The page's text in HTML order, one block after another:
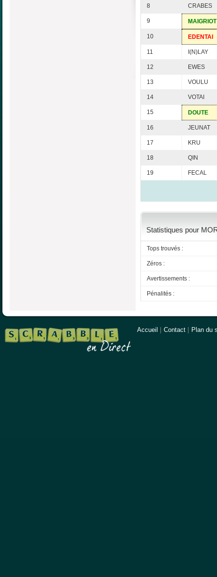
8 CRABES
9 MAIGRIOT
10 EDENTAI
11 I(N)LAY
12 EWES
13 VOULU
14 VOTAI
15 DOUTE
16 JEUNAT
17 KRU
18 QIN
19 FECAL
Statistiques pour
Tops trouvés :
Zéros :
Avertissements :
Pénalités :
Accueil Contact Plan du